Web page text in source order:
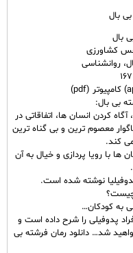
بال
بال
کشاورزی
روانشناسی
بی بال:
کردن انسان ها، اتفاقاتی در
معصوم ترین و بی گناه ترین
کند.
ها با رویا پردازی و خیال به آن
نوشته شده است.
به کودکان…
پدوفیلی را شرح داده است و
شد… ‌دانلود رمان فرشته بی